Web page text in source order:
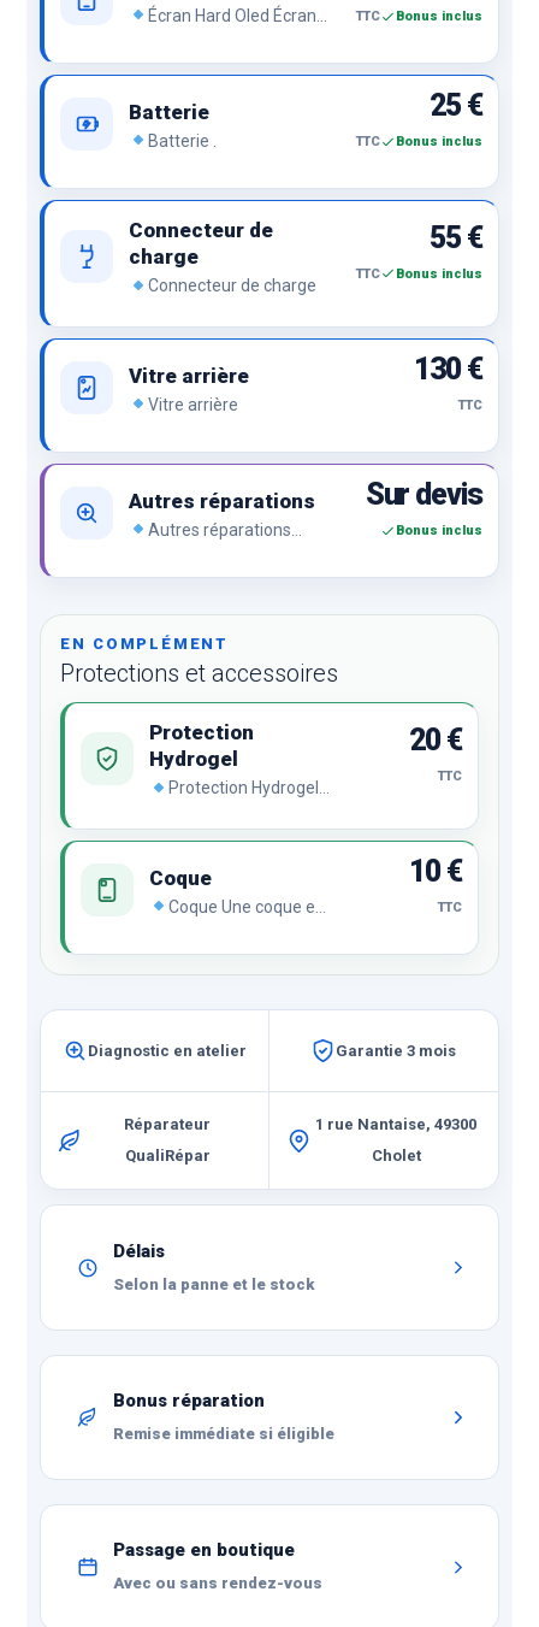
Écran Hard Oled Écran
avantages tels qu’un
excellent contraste de
couleurs avec une
excellente luminosité mais
des bords plus épais. .
TTC Bonus inclus
Batterie
Batterie .
25 €
TTC Bonus inclus
Connecteur de
charge
Connecteur de charge
55 €
TTC Bonus inclus
Vitre arrière
Vitre arrière
130 €
TTC
Autres réparations
Autres réparations
d’affichage, lecteur SIM,
Sur devis
Bonus inclus
EN COMPLÉMENT
Protections et accessoires
Protection
Hydrogel
Protection Hydrogel
régénère
cas de chocs ou de
rayures malgré son
incroyable finesse et sa
20 €
TTC
Coque
Coque Une coque est
protéger votre
smartphone.
Hydrogel pour une
10 €
TTC
Diagnostic en atelier Garantie 3 mois
Réparateur
QualiRépar
1 rue Nantaise, 49300
Cholet
Délais
Selon la panne et le stock
Bonus réparation
Remise immédiate si éligible
Passage en boutique
Avec ou sans rendez-vous